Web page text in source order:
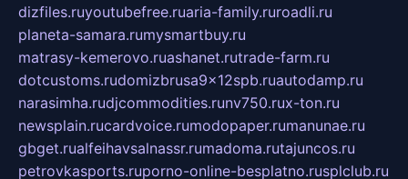
dizfiles.ruyoutubefree.ruaria-family.ruroadli.ru
planeta-samara.rumysmartbuy.ru
matrasy-kemerovo.ruashanet.rutrade-farm.ru
dotcustoms.rudomizbrusa9x12spb.ruautodamp.ru
narasimha.rudjcommodities.runv750.rux-ton.ru
newsplain.rucardvoice.rumodopaper.rumanunae.ru
gbget.rualfeihavsalnassr.rumadoma.rutajuncos.ru
petrovkasports.ruporno-online-besplatno.rusplclub.ru